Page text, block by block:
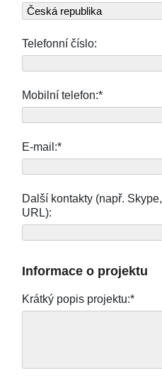
Telefonní číslo:
Mobilní telefon:*
E-mail:*
Další kontakty (např. Skype,
URL):
Informace o projektu
Krátký popis projektu:*